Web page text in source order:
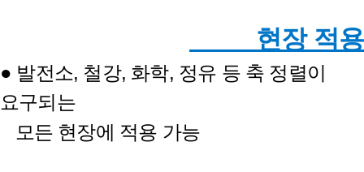
현장 적용
● 발전소, 철강, 화학, 정유 등 축 정렬이
요구되는
모든 현장에 적용 가능